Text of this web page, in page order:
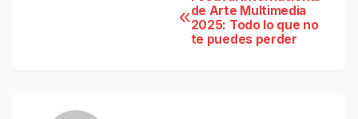
de Arte Multimedia
2025: Todo lo que no
te puedes perder